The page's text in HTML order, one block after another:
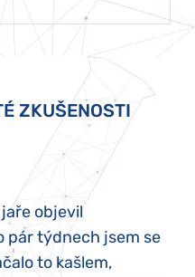
ZKUŠENOSTI
objevil
pár týdnech jsem se
to kašlem,